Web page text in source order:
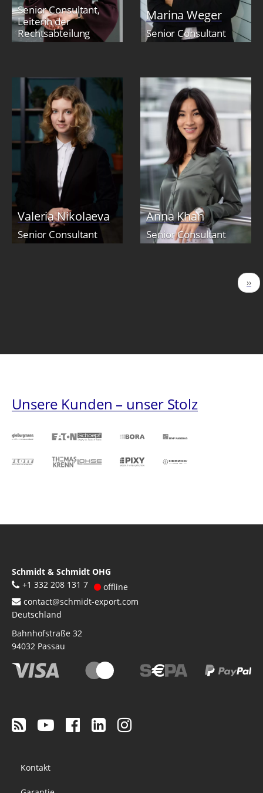
Senior Consultant,
Leiterin der
Rechtsabteilung
Marina Weger
Senior Consultant
Valeria Nikolaeva
Senior Consultant
Anna Khan
Senior Consultant
››
Unsere Kunden – unser Stolz
Schmidt & Schmidt OHG
+1 332 208 131 7
offline
contact@schmidt-export.com
Deutschland
Bahnhofstraße 32
94032 Passau
menu
Kontakt